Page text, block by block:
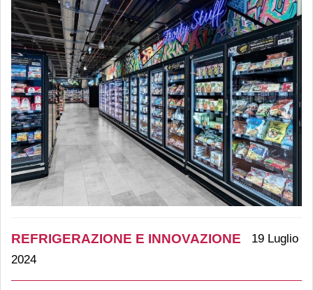
REFRIGERAZIONE E INNOVAZIONE
19 Luglio
2024